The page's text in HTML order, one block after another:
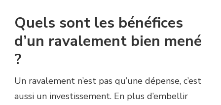
Quels sont les bénéfices
d’un ravalement bien mené
?
Un ravalement n’est pas qu’une dépense, c’est
aussi un investissement. En plus d’embellir